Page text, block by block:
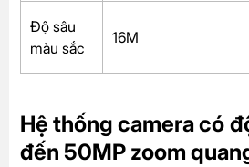
Độ sâu
màu sắc
16M
Hệ thống camera có
đến 50MP zoom